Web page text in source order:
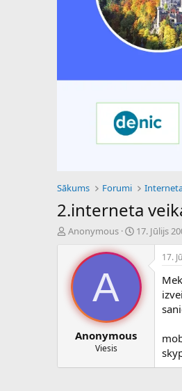
Sākums Forumi
2.interneta
P
e
d
e
s
Anonymous
S
u
m
a
d
u
s
17. Jūlijs
A
Anonymous
Viesis
17.